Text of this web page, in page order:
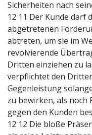
Sicherheiten nach
12 11 Der Kunde darf
abgetretenen
abtreten, um sie im
revolvierende
Dritten einziehen zu
verpflichtet den
Gegenleistung
zu bewirken, als noch
gegen den Kunden
12 12 Die bloße